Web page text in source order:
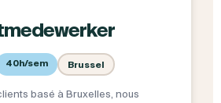
40h/sem Brussel
basé à Bruxelles, nous